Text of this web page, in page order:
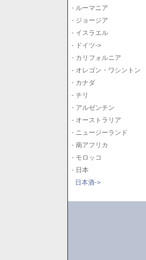
- ルーマニア
- ジョージア
- イスラエル
- ドイツ->
- カリフォルニア
- オレゴン・ワシントン
- カナダ
- チリ
- アルゼンチン
- オーストラリア
- ニュージーランド
- 南アフリカ
- モロッコ
- 日本
日本酒->